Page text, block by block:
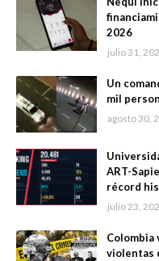
2026
julio 31,
Un
mil
agosto 30,
ART-
récord
julio 23,
Colombia
violentas